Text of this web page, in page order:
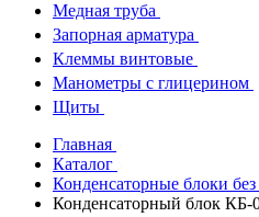
Медная труба
Запорная арматура
Клеммы винтовые
Манометры с глицерином
Щиты
Главная
Каталог
Конденсаторные блоки
Конденсаторный блок